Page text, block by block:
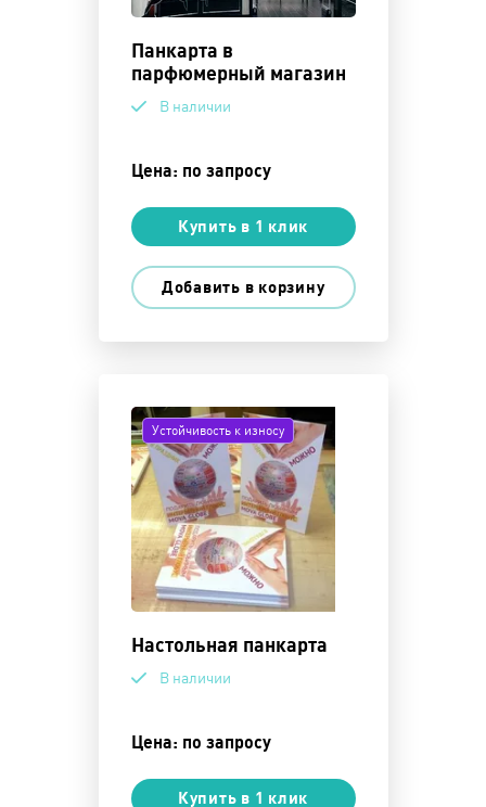
Панкарта в
парфюмерный магазин
В наличии
Цена: по запросу
Купить в 1 клик
Добавить в корзину
Настольная панкарта
Устойчивость к износу
В наличии
Цена: по запросу
Купить в 1 клик